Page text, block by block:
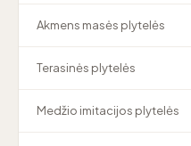
Akmens masės plytelės
Terasinės plytelės
Medžio imitacijos plytelės